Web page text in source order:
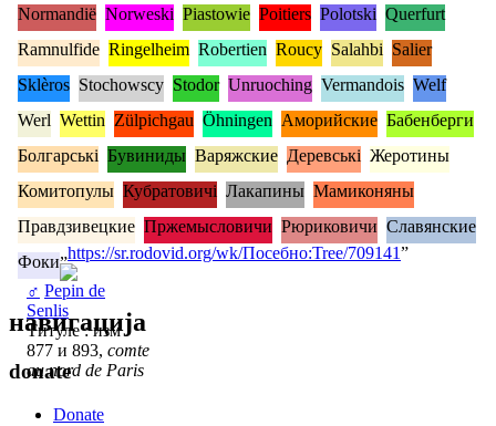
♂ Pepin de
Senlis
Титуле : изм
877 и 893, comte
au nord de Paris
Normandië Norweski Piastowie Poitiers Polotski Querfurt
Ramnulfide Ringelheim Robertien Roucy Salahbi Salier
Sklèros Stochowscy Stodor Unruoching Vermandois Welf
Werl Wettin Zülpichgau Öhningen Аморийские Бабенберги
Болгарські Бувиниды Варяжские Деревські Жеротины
Комитопулы Кубратовичі Лакапины Мамиконяны
Правдзивецкие Пржемысловичи Рюриковичи Славянские
Фоки„https://sr.rodovid.org/wk/Посебно:Tree/709141”
навигација
donate
Donate